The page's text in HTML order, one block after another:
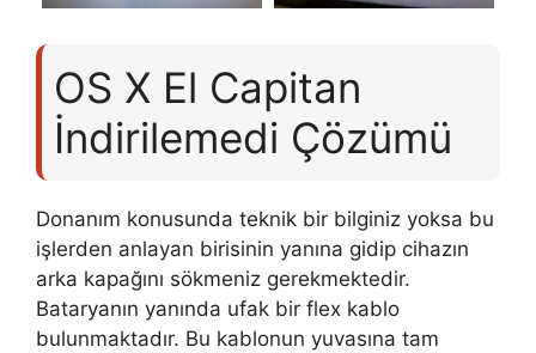
OS X El Capitan
İndirilemedi Çözümü
Donanım konusunda teknik bir bilginiz yoksa bu
işlerden anlayan birisinin yanına gidip cihazın
arka kapağını sökmeniz gerekmektedir.
Bataryanın yanında ufak bir flex kablo
bulunmaktadır. Bu kablonun yuvasına tam